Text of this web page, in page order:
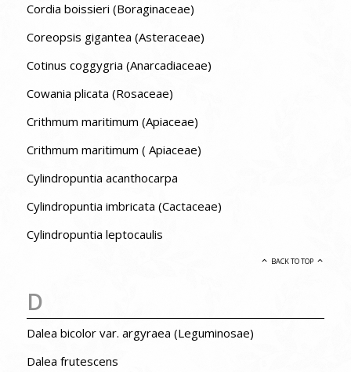
Cordia boissieri (Boraginaceae)
Coreopsis gigantea (Asteraceae)
Cotinus coggygria (Anarcadiaceae)
Cowania plicata (Rosaceae)
Crithmum maritimum (Apiaceae)
Crithmum maritimum ( Apiaceae)
Cylindropuntia acanthocarpa
Cylindropuntia imbricata (Cactaceae)
Cylindropuntia leptocaulis
BACK TO TOP
D
Dalea bicolor var. argyraea (Leguminosae)
Dalea frutescens